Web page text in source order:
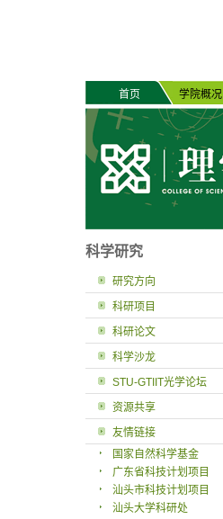
首页 学院概况
科学研究
研究方向
科研项目
科研论文
科学沙龙
STU-GTIIT光学论坛
资源共享
友情链接
国家自然科学基金
广东省科技计划项目
汕头市科技计划项目
汕头大学科研处